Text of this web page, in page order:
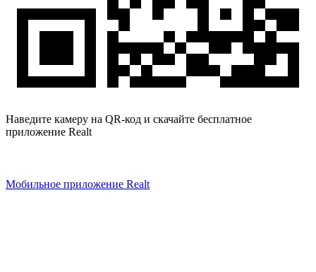
Наведите камеру на QR-код и скачайте бесплатное
приложение Realt
Мобильное приложение Realt